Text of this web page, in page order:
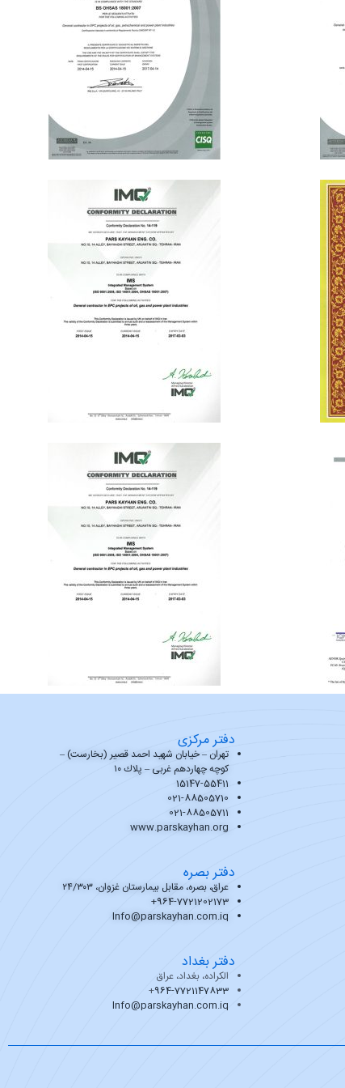
دفتر مرکزی
تهران – خیابان شهید احمد قصیر (بخارست) –
کوچه چهاردهم غربی – پلاك ۱۰
15147-55411
021-88505710
021-88505711
www.parskayhan.org
دفتر بصره
عراق، بصره، مقابل بیمارستان غزوان، ٢٤/٣٠٣
964-7721202173
+
Info@parskayhan.com.iq
دفتر بغداد
الکراده، بغداد، عراق
964-7721147833
+
Info@parskayhan.com.iq